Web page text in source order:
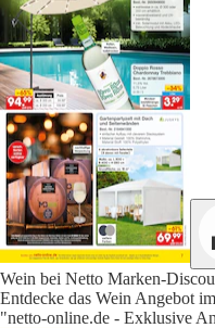
Wein bei Netto Marken-
Entdecke das Wein Angebot
"netto-online.de - Exklusive